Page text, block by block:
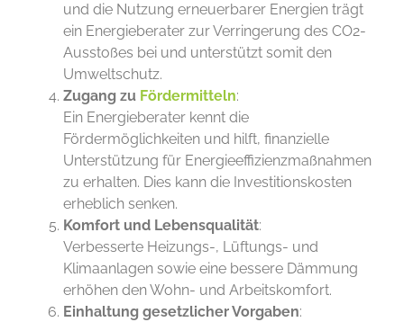
und die Nutzung erneuerbarer Energien trägt
ein Energieberater zur Verringerung des CO2-
Ausstoßes bei und unterstützt somit den
Umweltschutz.
Zugang zu Fördermitteln:
Ein Energieberater kennt die
Fördermöglichkeiten und hilft, finanzielle
Unterstützung für Energieeffizienzmaßnahmen
zu erhalten. Dies kann die Investitionskosten
erheblich senken.
Komfort und Lebensqualität:
Verbesserte Heizungs-, Lüftungs- und
Klimaanlagen sowie eine bessere Dämmung
erhöhen den Wohn- und Arbeitskomfort.
Einhaltung gesetzlicher Vorgaben: